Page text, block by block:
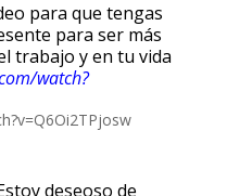
para que tengas
para ser más
trabajo y en tu vida
watch?
deseoso de